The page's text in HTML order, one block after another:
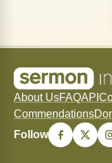
About UsFAQAPI
Commendations
Follow